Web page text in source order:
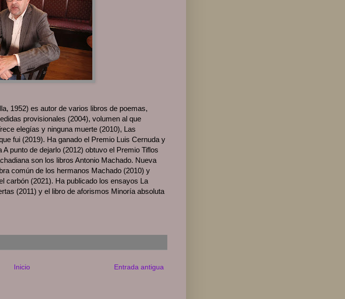
1952) es autor de varios libros de poemas,
provisionales (2004), volumen al que
elegías y ninguna muerte (2010), Las
fui (2019). Ha ganado el Premio Luis Cernuda y
punto de dejarlo (2012) obtuvo el Premio Tiflos
son los libros Antonio Machado. Nueva
común de los hermanos Machado (2010) y
carbón (2021). Ha publicado los ensayos La
(2011) y el libro de aforismos Minoría absoluta
Entrada antigua
Inicio